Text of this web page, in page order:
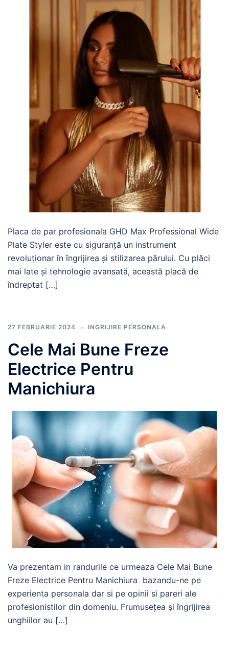
Placa de par profesionala GHD Max Professional Wide
Plate Styler este cu siguranță un instrument
revoluționar în îngrijirea și stilizarea părului. Cu plăci
mai late și tehnologie avansată, această placă de
îndreptat […]
27 FEBRUARIE 2024 INGRIJIRE PERSONALA
Cele Mai Bune Freze
Electrice Pentru
Manichiura
Va prezentam in randurile ce urmeaza Cele Mai Bune
Freze Electrice Pentru Manichiura bazandu-ne pe
experienta personala dar si pe opinii si pareri ale
profesionistilor din domeniu. Frumusețea și îngrijirea
unghiilor au […]